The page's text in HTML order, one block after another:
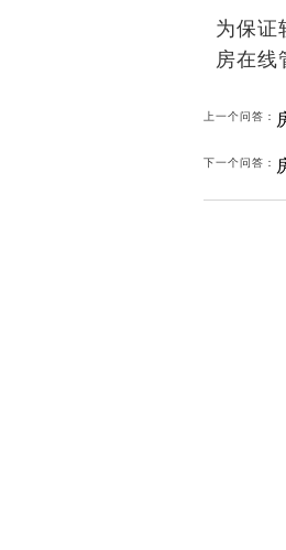
为保证
房在线
上一个问答：
下一个问答：